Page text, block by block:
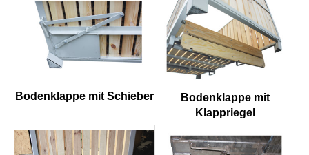
Bodenklappe mit Schieber
Bodenklappe mit
Klappriegel